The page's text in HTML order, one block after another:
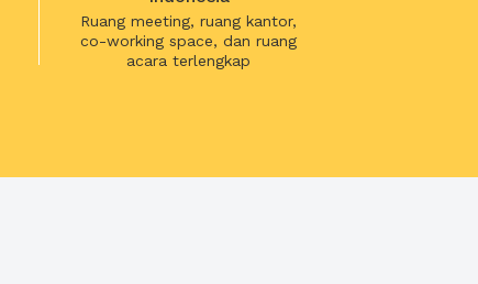
Ruang meeting, ruang kantor,
co-working space, dan ruang
acara terlengkap